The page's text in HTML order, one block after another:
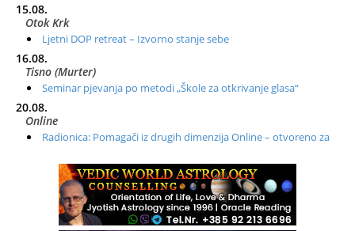
15.08.
Otok Krk
Ljetni DOP retreat – Izvorno stanje sebe
16.08.
Tisno (Murter)
Seminar pjevanja po metodi „Škole za otkrivanje glasa“
20.08.
Online
Radionica: Pomagači iz drugih dimenzija Online – otvoreno za
Zagreb+Online
Osnovni ThetaHealing® tečaj, Zagreb i Online